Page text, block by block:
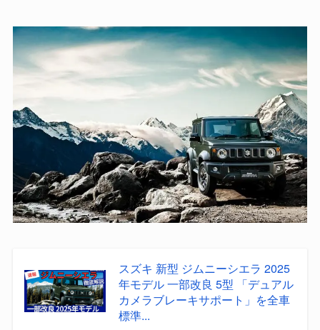
スズキ 新型 ジムニーシエラ 2025
年モデル 一部改良 5型 「デュアル
カメラブレーキサポート」を全車
標準...